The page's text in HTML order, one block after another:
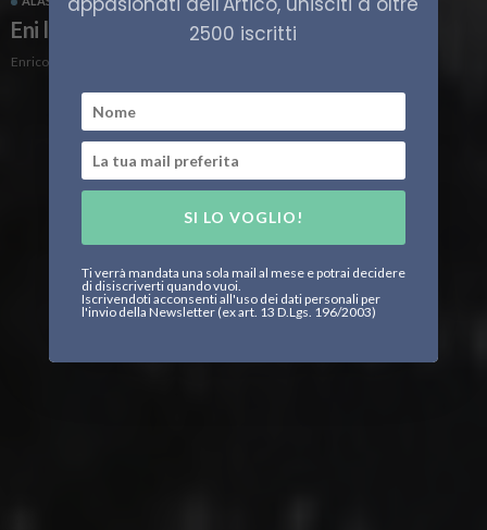
Eni lascia l’Alaska
Enrico Peschiera
2500 iscritti
SI LO VOGLIO!
Ti verrà mandata una sola mail al mese e potrai decidere
di disiscriverti quando vuoi.
Iscrivendoti acconsenti all'uso dei dati personali per
l'invio della Newsletter (ex art. 13 D.Lgs. 196/2003)